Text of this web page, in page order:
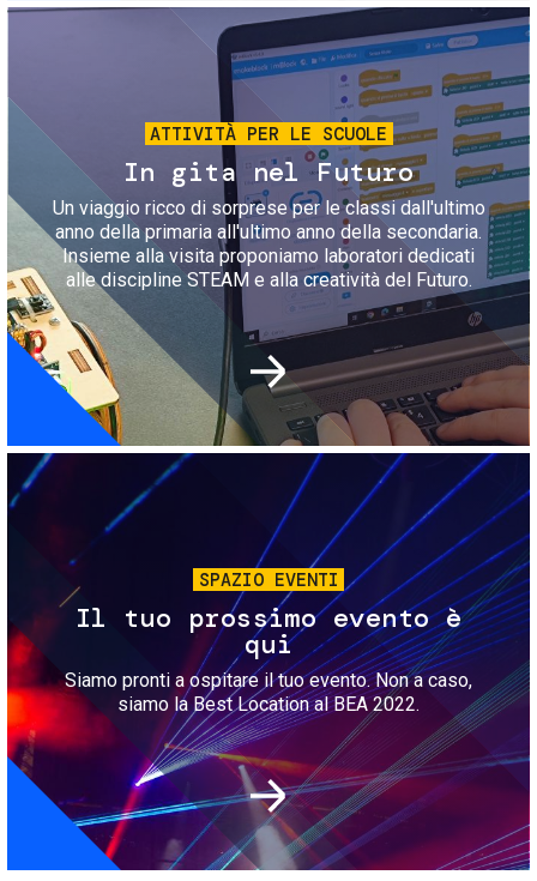
Immagine
ATTIVITÀ PER LE SCUOLE
In gita nel Futuro
Un viaggio ricco di sorprese per le classi dall'ultimo
anno della primaria all'ultimo anno della secondaria.
Insieme alla visita proponiamo laboratori dedicati
alle discipline STEAM e alla creatività del Futuro.
Immagine
SPAZIO EVENTI
Il tuo prossimo evento è
qui
Siamo pronti a ospitare il tuo evento. Non a caso,
siamo la Best Location al BEA 2022.